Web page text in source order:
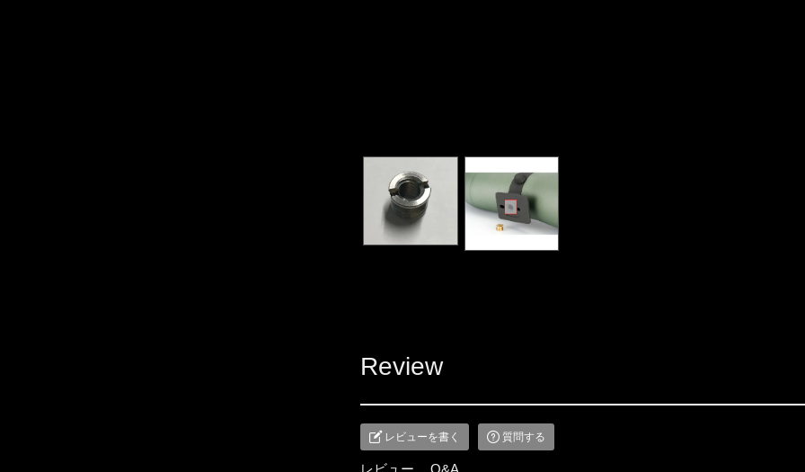
Review
レビューを書く 質問する
レビュー Q&A